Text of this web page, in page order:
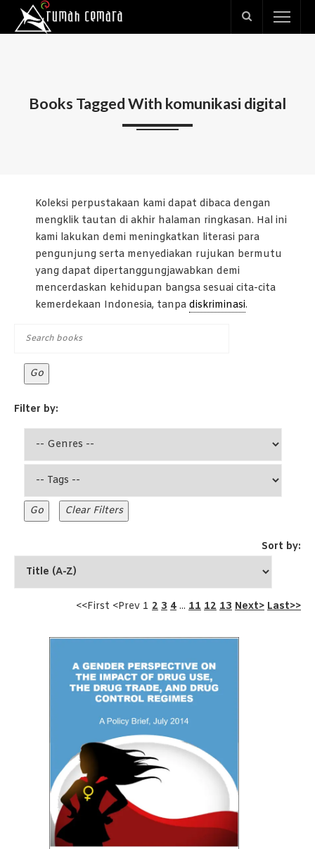
Books Tagged With komunikasi digital
Koleksi perpustakaan kami dapat dibaca dengan
mengklik tautan di akhir halaman ringkasan. Hal ini
kami lakukan demi meningkatkan literasi para
pengunjung serta menyediakan rujukan bermutu
yang dapat dipertanggungjawabkan demi
mencerdaskan kehidupan bangsa sesuai cita-cita
kemerdekaan Indonesia, tanpa diskriminasi.
Filter by:
Sort by:
<<First <Prev 1 2 3 4 ... 11 12 13 Next> Last>>